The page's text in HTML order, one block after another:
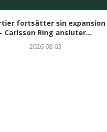
fortsätter sin expansion
Carlsson Ring ansluter...
2026-08-03